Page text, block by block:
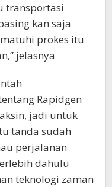
transportasi
kan saja
prokes itu
jelasnya
Rapidgen
jadi untuk
tanda sudah
perjalanan
dahulu
teknologi zaman